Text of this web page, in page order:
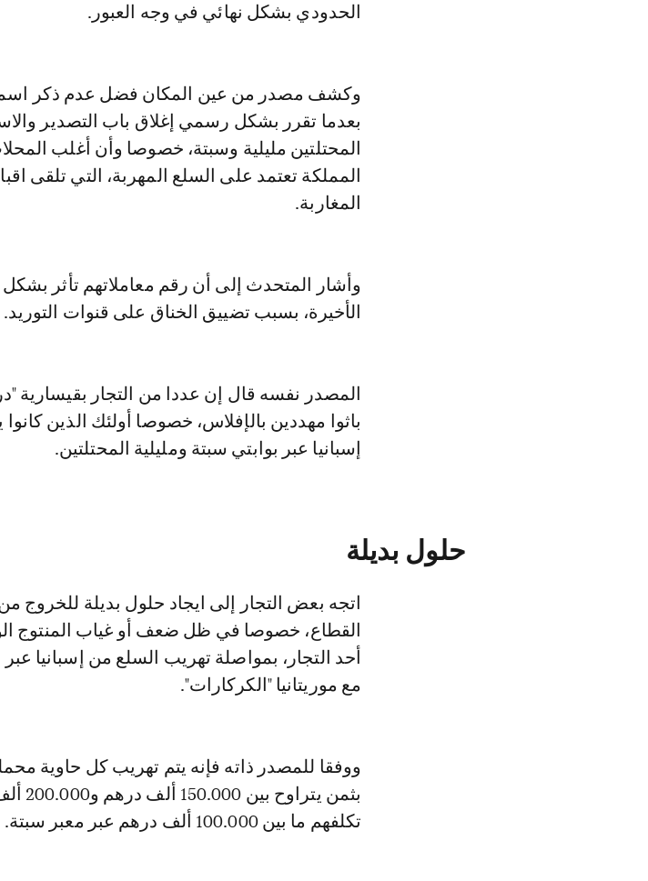
الحدودي بشكل نهائي في وجه العبور.
وكشف مصدر من عين المكان فضل عدم ذكر
بعدما تقرر بشكل رسمي إغلاق باب التصدير
المحتلتين مليلية وسبتة، خصوصا وأن أغلب
المملكة تعتمد على السلع المهربة، التي تلقى
المغاربة.
وأشار المتحدث إلى أن رقم معاملاتهم تأثر بشكل
الأخيرة، بسبب تضييق الخناق على قنوات التوريد.
المصدر نفسه قال إن عددا من التجار بقيسارية
باثوا مهددين بالإفلاس، خصوصا أولئك الذين
إسبانيا عبر بوابتي سبتة ومليلية المحتلتين.
حلول بديلة
اتجه بعض التجار إلى ايجاد حلول بديلة للخروج من
القطاع، خصوصا في ظل ضعف أو غياب المنتوج
أحد التجار، بمواصلة تهريب السلع من إسبانيا
مع موريتانيا "الكركارات".
ووفقا للمصدر ذاته فإنه يتم تهريب كل حاوية
بثمن
تكلفهم ما بين 100.000 ألف درهم عبر معبر سبتة.